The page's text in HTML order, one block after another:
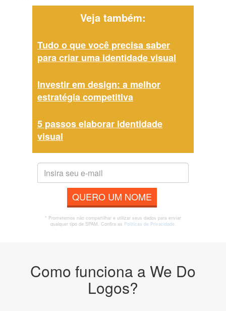
Veja também:
Tudo o que você precisa saber
para criar uma identidade visual
Investir em design: a melhor
estratégia competitiva
5 passos elaborar identidade
visual
QUERO UM NOME
* Prometemos não compartilhar e utilizar seus dados para enviar
qualquer tipo de SPAM. Confira as Políticas de Privacidade.
Como funciona a We Do
Logos?